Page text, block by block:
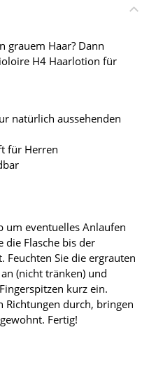
grauem Haar? Dann
H4 Haarlotion für
natürlich aussehenden
für Herren
um eventuelles Anlaufen
die Flasche bis der
Feuchten Sie die ergrauten
(nicht tränken) und
kurz ein.
Richtungen durch, bringen
Fertig!